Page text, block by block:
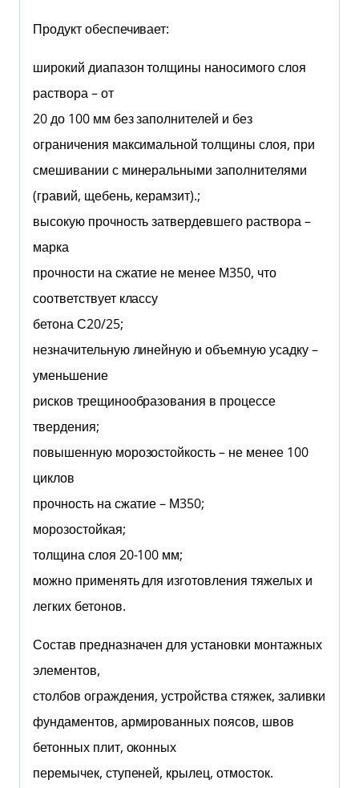
Продукт обеспечивает:
широкий диапазон толщины наносимого слоя
раствора – от
20 до 100 мм без заполнителей и без
ограничения максимальной толщины слоя, при
смешивании с минеральными заполнителями
(гравий, щебень, керамзит).;
высокую прочность затвердевшего раствора –
марка
прочности на сжатие не менее М350, что
соответствует классу
бетона С20/25;
незначительную линейную и объемную усадку –
уменьшение
рисков трещинообразования в процессе
твердения;
повышенную морозостойкость – не менее 100
циклов
прочность на сжатие – М350;
морозостойкая;
толщина слоя 20-100 мм;
можно применять для изготовления тяжелых и
легких бетонов.
Состав предназначен для установки монтажных
элементов,
столбов ограждения, устройства стяжек, заливки
фундаментов, армированных поясов, швов
бетонных плит, оконных
перемычек, ступеней, крылец, отмосток.